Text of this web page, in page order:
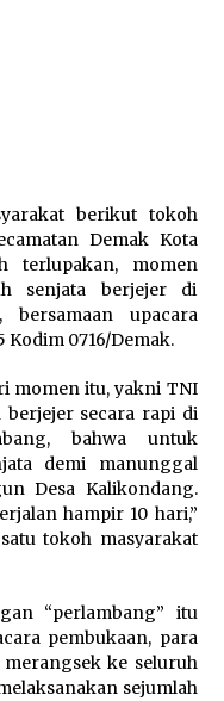
HUT RI
200 Pohon
Ketahanan
Transisi Panjang
TKR
Tangsel
Sekolah
berikut tokoh
Demak Kota
terlupakan, momen
senjata berjejer di
bersamaan upacara
Kodim 0716/Demak.
momen itu, yakni TNI
berjejer secara rapi di
bahwa untuk
demi manunggal
Desa Kalikondang.
hampir 10 hari,”
tokoh masyarakat
“perlambang” itu
pembukaan, para
ke seluruh
sejumlah